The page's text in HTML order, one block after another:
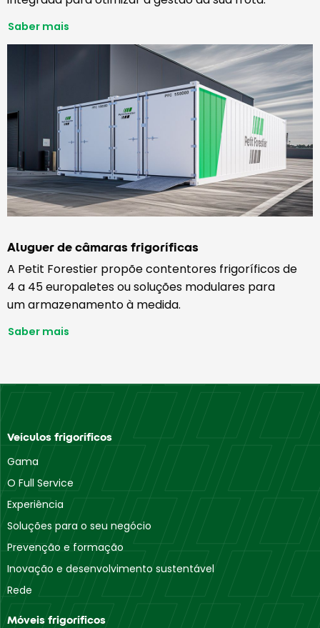
Saber mais
Aluguer de câmaras frigoríficas
A Petit Forestier propõe contentores frigoríficos de
4 a 45 europaletes ou soluções modulares para
um armazenamento à medida.
Saber mais
Veículos frigoríficos
Gama
O Full Service
Experiência
Soluções para o seu negócio
Prevenção e formação
Inovação e desenvolvimento sustentável
Rede
Móveis frigoríficos